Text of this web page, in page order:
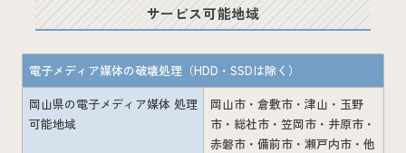
サービス可能地域
電子メディア媒体の破壊処理（HDD・SSDは除く）
岡山県の電子メディア媒体 処理
可能地域
岡山市・倉敷市・津山・玉野
市・総社市・笠岡市・井原市・
赤磐市・備前市・瀬戸内市・他